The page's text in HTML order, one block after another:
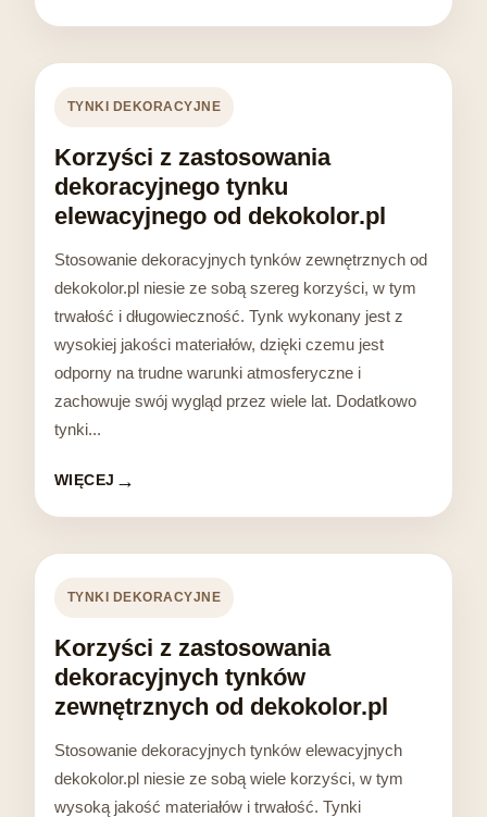
TYNKI DEKORACYJNE
Korzyści z zastosowania
dekoracyjnego tynku
elewacyjnego od dekokolor.pl
Stosowanie dekoracyjnych tynków zewnętrznych od
dekokolor.pl niesie ze sobą szereg korzyści, w tym
trwałość i długowieczność. Tynk wykonany jest z
wysokiej jakości materiałów, dzięki czemu jest
odporny na trudne warunki atmosferyczne i
zachowuje swój wygląd przez wiele lat. Dodatkowo
tynki...
WIĘCEJ
TYNKI DEKORACYJNE
Korzyści z zastosowania
dekoracyjnych tynków
zewnętrznych od dekokolor.pl
Stosowanie dekoracyjnych tynków elewacyjnych
dekokolor.pl niesie ze sobą wiele korzyści, w tym
wysoką jakość materiałów i trwałość. Tynki